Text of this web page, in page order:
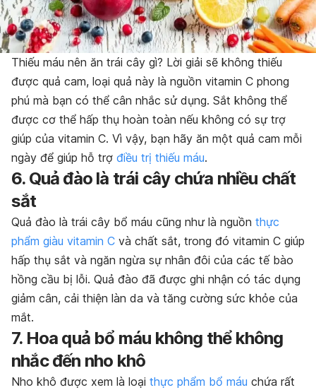
Thiếu máu nên ăn trái cây gì? Lời giải sẽ không thiếu
được quả cam, loại quả này là nguồn vitamin C phong
phú mà bạn có thể cân nhắc sử dụng. Sắt không thể
được cơ thể hấp thụ hoàn toàn nếu không có sự trợ
giúp của vitamin C. Vì vậy, bạn hãy ăn một quả cam mỗi
ngày để giúp hỗ trợ điều trị thiếu máu.
6. Quả đào là trái cây chứa nhiều chất
sắt
Quả đào là trái cây bổ máu cũng như là nguồn thực
phẩm giàu vitamin C và chất sắt, trong đó vitamin C giúp
hấp thụ sắt và ngăn ngừa sự nhân đôi của các tế bào
hồng cầu bị lỗi. Quả đào đã được ghi nhận có tác dụng
giảm cân, cải thiện làn da và tăng cường sức khỏe của
mắt.
7. Hoa quả bổ máu không thể không
nhắc đến nho khô
Nho khô được xem là loại thực phẩm bổ máu chứa rất